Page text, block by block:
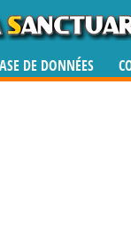
DE DONNÉES